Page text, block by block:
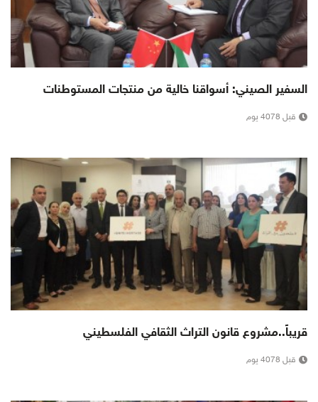
السفير الصيني: أسواقنا خالية من منتجات المستوطنات
قبل 4078 يوم
قريباً..مشروع قانون التراث الثقافي الفلسطيني
قبل 4078 يوم